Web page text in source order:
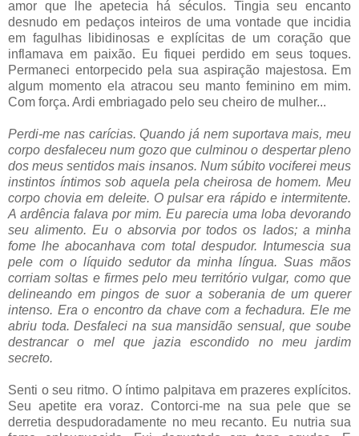
amor que lhe apetecia há séculos. Tingia seu encanto
desnudo em pedaços inteiros de uma vontade que incidia
em fagulhas libidinosas e explícitas de um coração que
inflamava em paixão. Eu fiquei perdido em seus toques.
Permaneci entorpecido pela sua aspiração majestosa. Em
algum momento ela atracou seu manto feminino em mim.
Com força. Ardi embriagado pelo seu cheiro de mulher...
Perdi-me nas carícias. Quando já nem suportava mais, meu
corpo desfaleceu num gozo que culminou o despertar pleno
dos meus sentidos mais insanos. Num súbito vociferei meus
instintos íntimos sob aquela pela cheirosa de homem. Meu
corpo chovia em deleite. O pulsar era rápido e intermitente.
A ardência falava por mim. Eu parecia uma loba devorando
seu alimento. Eu o absorvia por todos os lados; a minha
fome lhe abocanhava com total despudor. Intumescia sua
pele com o líquido sedutor da minha língua. Suas mãos
corriam soltas e firmes pelo meu território vulgar, como que
delineando em pingos de suor a soberania de um querer
intenso. Era o encontro da chave com a fechadura. Ele me
abriu toda. Desfaleci na sua mansidão sensual, que soube
destrancar o mel que jazia escondido no meu jardim
secreto.
Senti o seu ritmo. O íntimo palpitava em prazeres explícitos.
Seu apetite era voraz. Contorci-me na sua pele que se
derretia despudoradamente no meu recanto. Eu nutria sua